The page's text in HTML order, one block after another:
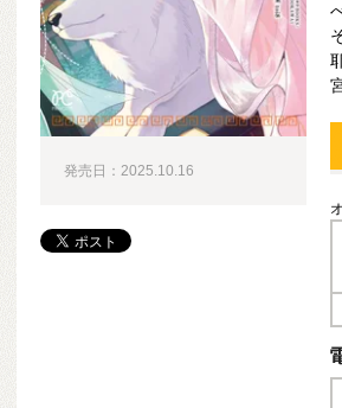
発売日：2025.10.16